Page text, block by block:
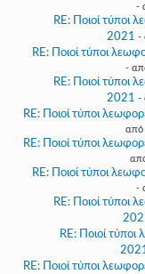
-
RE: Ποιοί τύποι
2021 -
RE: Ποιοί τύποι
-
RE: Ποιοί τύποι
2021 -
RE: Ποιοί τύποι
από
RE: Ποιοί τύποι
RE: Ποιοί τύποι
-
RE: Ποιοί τύποι
RE: Ποιοί
RE: Ποιοί τύποι